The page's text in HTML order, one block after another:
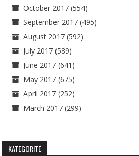
October 2017 (554)
September 2017 (495)
August 2017 (592)
July 2017 (589)
June 2017 (641)
May 2017 (675)
April 2017 (252)
March 2017 (299)
KATEGORITË